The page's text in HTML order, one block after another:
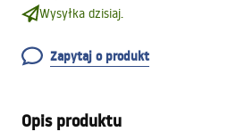
Wysyłka dzisiaj.
Zapytaj o produkt
Opis produktu